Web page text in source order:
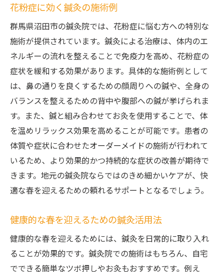
花粉症に効く鍼灸の施術例
群馬県沼田市の鍼灸院では、花粉症に悩む方への特別な
施術が提供されています。鍼灸による治療は、体内のエ
ネルギーの流れを整えることで免疫力を高め、花粉症の
症状を緩和する効果があります。具体的な施術例として
は、鼻の通りを良くするための顔周りへの鍼や、全身の
バランスを整えるための背中や腹部への鍼が挙げられま
す。また、鍼と組み合わせてお灸を使用することで、体
を温めリラックス効果を高めることが可能です。患者の
体質や症状に合わせたオーダーメイドの施術が行われて
いるため、より効果的かつ持続的な症状の改善が期待で
きます。地元の鍼灸院ならではのきめ細かいケアが、快
適な春を迎えるための頼れるサポートとなるでしょう。
健康的な春を迎えるための鍼灸活用法
健康的な春を迎えるためには、鍼灸を日常的に取り入れ
ることが効果的です。鍼灸院での施術はもちろん、自宅
でできる簡単なツボ押しやお灸もおすすめです。例え